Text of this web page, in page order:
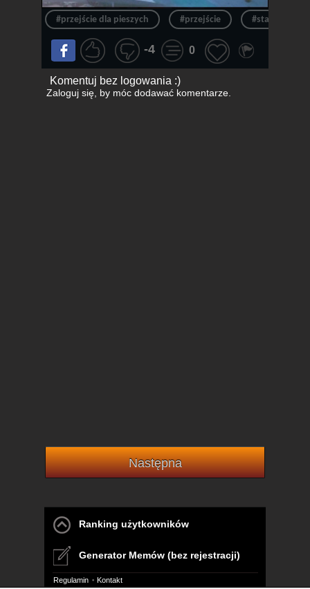
#przejście dla pieszych #przejście #stare baby
-4 0
Komentuj bez logowania :)
Zaloguj się, by móc dodawać komentarze.
Następna
Ranking użytkowników
Generator Memów (bez rejestracji)
Regulamin Kontakt